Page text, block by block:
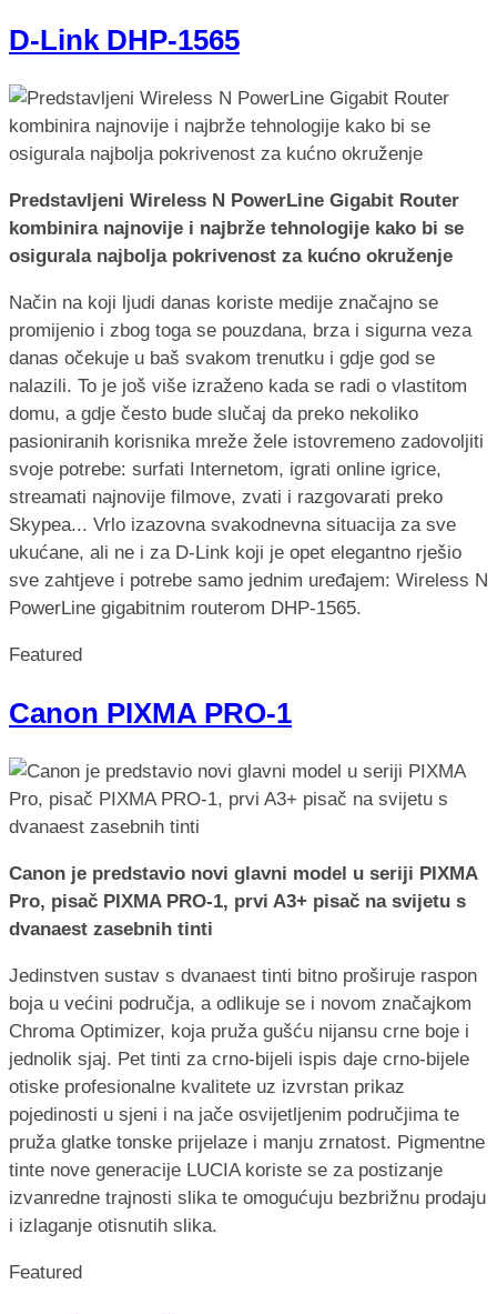
D-Link DHP-1565
Predstavljeni Wireless N PowerLine Gigabit Router
kombinira najnovije i najbrže tehnologije kako bi se
osigurala najbolja pokrivenost za kućno okruženje
Način na koji ljudi danas koriste medije značajno se
promijenio i zbog toga se pouzdana, brza i sigurna veza
danas očekuje u baš svakom trenutku i gdje god se
nalazili. To je još više izraženo kada se radi o vlastitom
domu, a gdje često bude slučaj da preko nekoliko
pasioniranih korisnika mreže žele istovremeno zadovoljiti
svoje potrebe: surfati Internetom, igrati online igrice,
streamati najnovije filmove, zvati i razgovarati preko
Skypea... Vrlo izazovna svakodnevna situacija za sve
ukućane, ali ne i za D-Link koji je opet elegantno rješio
sve zahtjeve i potrebe samo jednim uređajem: Wireless N
PowerLine gigabitnim routerom DHP-1565.
Featured
Canon PIXMA PRO-1
Canon je predstavio novi glavni model u seriji PIXMA
Pro, pisač PIXMA PRO-1, prvi A3+ pisač na svijetu s
dvanaest zasebnih tinti
Jedinstven sustav s dvanaest tinti bitno proširuje raspon
boja u većini područja, a odlikuje se i novom značajkom
Chroma Optimizer, koja pruža gušću nijansu crne boje i
jednolik sjaj. Pet tinti za crno-bijeli ispis daje crno-bijele
otiske profesionalne kvalitete uz izvrstan prikaz
pojedinosti u sjeni i na jače osvijetljenim područjima te
pruža glatke tonske prijelaze i manju zrnatost. Pigmentne
tinte nove generacije LUCIA koriste se za postizanje
izvanredne trajnosti slika te omogućuju bezbrižnu prodaju
i izlaganje otisnutih slika.
Featured